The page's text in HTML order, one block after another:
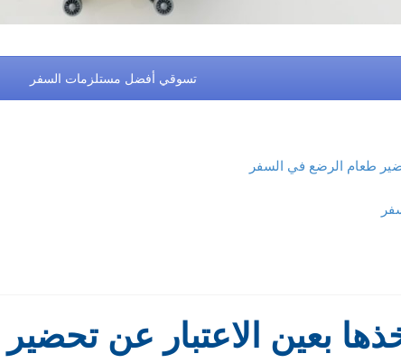
تسوقي أفضل مستلزمات السفر
طعام الرضع في السفر
بعين الاعتبار عن